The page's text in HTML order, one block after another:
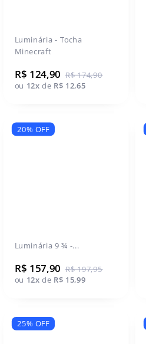
Luminária - Tocha
Minecraft
R$ 124,90 R$ 174,90
ou 12x de R$ 12,65
20% OFF
Luminária 9 ¾ -...
R$ 157,90 R$ 197,95
ou 12x de R$ 15,99
25% OFF